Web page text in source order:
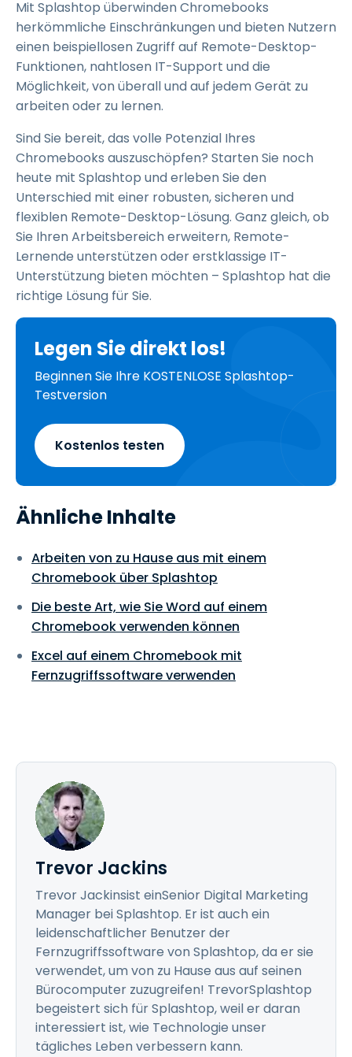
Mit Splashtop überwinden Chromebooks
herkömmliche Einschränkungen und bieten Nutzern
einen beispiellosen Zugriff auf Remote-Desktop-
Funktionen, nahtlosen IT-Support und die
Möglichkeit, von überall und auf jedem Gerät zu
arbeiten oder zu lernen.
Sind Sie bereit, das volle Potenzial Ihres
Chromebooks auszuschöpfen? Starten Sie noch
heute mit Splashtop und erleben Sie den
Unterschied mit einer robusten, sicheren und
flexiblen Remote-Desktop-Lösung. Ganz gleich, ob
Sie Ihren Arbeitsbereich erweitern, Remote-
Lernende unterstützen oder erstklassige IT-
Unterstützung bieten möchten – Splashtop hat die
richtige Lösung für Sie.
Legen Sie direkt los!
Beginnen Sie Ihre KOSTENLOSE Splashtop-
Testversion
Kostenlos testen
Ähnliche Inhalte
Arbeiten von zu Hause aus mit einem
Chromebook über Splashtop
Die beste Art, wie Sie Word auf einem
Chromebook verwenden können
Excel auf einem Chromebook mit
Fernzugriffssoftware verwenden
Trevor Jackins
Trevor Jackinsist einSenior Digital Marketing
Manager bei Splashtop. Er ist auch ein
leidenschaftlicher Benutzer der
Fernzugriffssoftware von Splashtop, da er sie
verwendet, um von zu Hause aus auf seinen
Bürocomputer zuzugreifen! TrevorSplashtop
begeistert sich für Splashtop, weil er daran
interessiert ist, wie Technologie unser
tägliches Leben verbessern kann.